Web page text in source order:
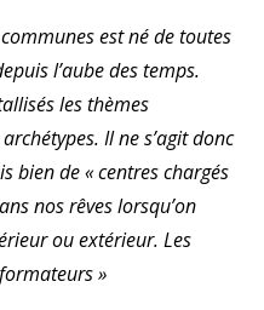
est né de toutes
l’aube des temps.
les thèmes
Il ne s’agit donc
bien de « centres chargés
nos rêves lorsqu’on
ou extérieur. Les
»